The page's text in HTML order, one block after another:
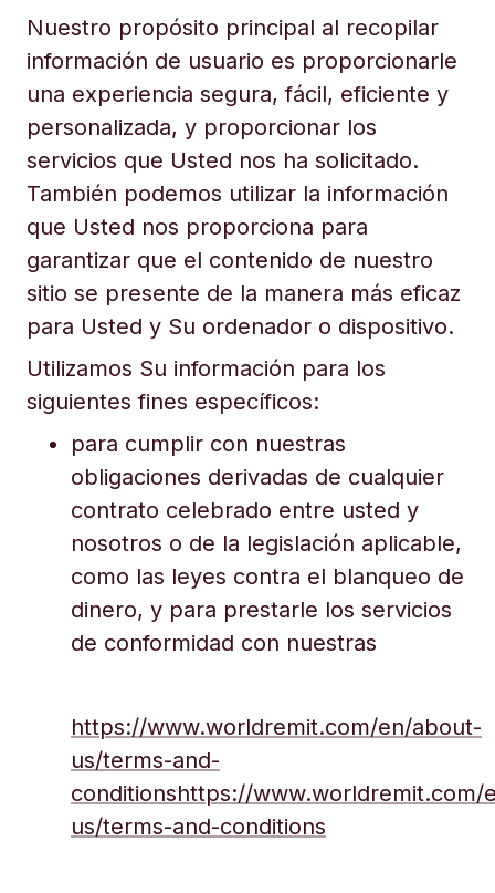
Nuestro propósito principal al recopilar
información de usuario es proporcionarle
una experiencia segura, fácil, eficiente y
personalizada, y proporcionar los
servicios que Usted nos ha solicitado.
También podemos utilizar la información
que Usted nos proporciona para
garantizar que el contenido de nuestro
sitio se presente de la manera más eficaz
para Usted y Su ordenador o dispositivo.
Utilizamos Su información para los
siguientes fines específicos:
para cumplir con nuestras
obligaciones derivadas de cualquier
contrato celebrado entre usted y
nosotros o de la legislación aplicable,
como las leyes contra el blanqueo de
dinero, y para prestarle los servicios
de conformidad con nuestras
https://www.worldremit.com/en/about-
us/terms-and-
conditionshttps://www.worldremit.com/
us/terms-and-conditions